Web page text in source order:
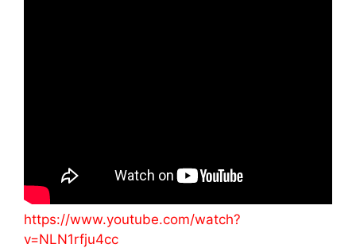
https://www.youtube.com/watch?
v=NLN1rfju4cc